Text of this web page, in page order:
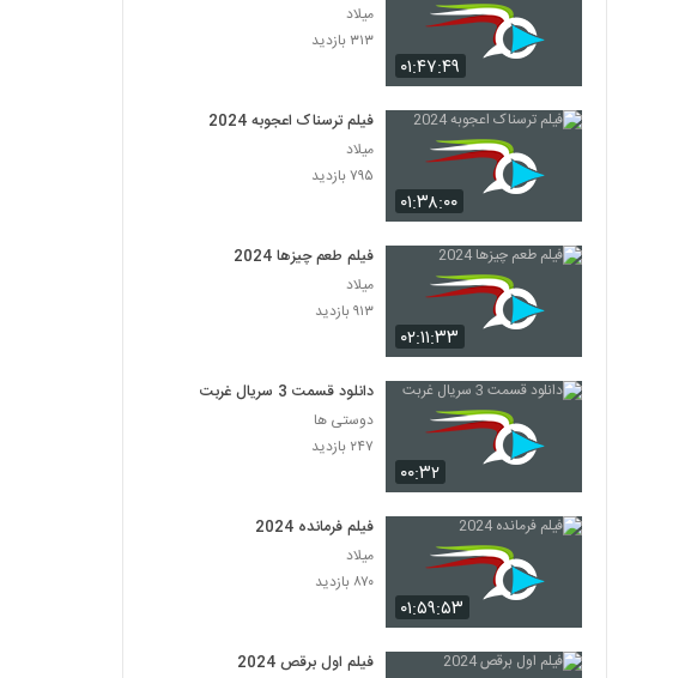
۰۱:۴۷:۴۹
میلاد
۳۱۳ بازدید
۰۱:۳۸:۰۰
فیلم ترسناک اعجوبه 2024
میلاد
۷۹۵ بازدید
۰۲:۱۱:۳۳
فیلم طعم چیزها 2024
میلاد
۹۱۳ بازدید
۰۰:۳۲
دانلود قسمت 3 سریال غربت
دوستی ها
۲۴۷ بازدید
۰۱:۵۹:۵۳
فیلم فرمانده 2024
میلاد
۸۷۰ بازدید
فیلم اول برقص 2024